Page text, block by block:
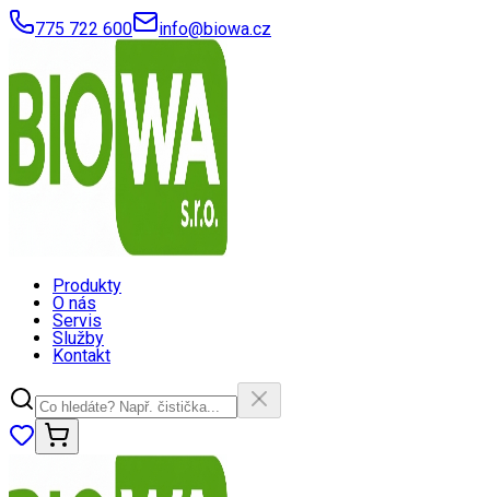
775 722 600 info@biowa.cz
Produkty
O nás
Servis
Služby
Kontakt